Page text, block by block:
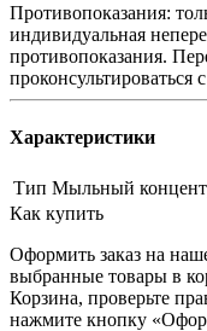
Противопоказания:
индивидуальная
противопоказания.
проконсультироваться
Характеристики
Тип Мыльный
Как купить
Оформить заказ на
выбранные товары в
Корзина, проверьте
нажмите кнопку